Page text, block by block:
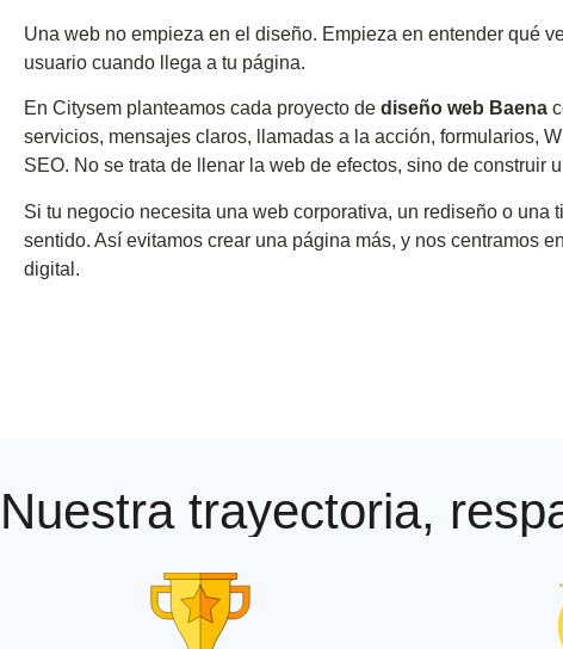
Una web no empieza en el diseño. Empieza en entender qué
usuario cuando llega a tu página.
En Citysem planteamos cada proyecto de diseño web Baena
servicios, mensajes claros, llamadas a la acción, formularios,
SEO. No se trata de llenar la web de efectos, sino de construir
Si tu negocio necesita una web corporativa, un rediseño o una
sentido. Así evitamos crear una página más, y nos centramos
digital.
Nuestra trayectoria,